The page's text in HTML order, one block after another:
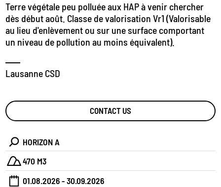
Terre végétale peu polluée aux HAP à venir chercher
dès début août. Classe de valorisation Vr1 (Valorisable
au lieu d'enlèvement ou sur une surface comportant
un niveau de pollution au moins équivalent).
Lausanne CSD
CONTACT US
HORIZON A
470 M3
01.08.2026 - 30.09.2026